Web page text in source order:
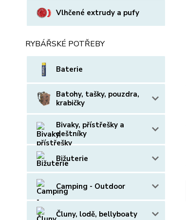
Vlhčené extrudy a pufy
RYBÁŘSKÉ POTŘEBY
Baterie
Batohy, tašky, pouzdra,
krabičky
Bivaky, přístřešky a
deštníky
Bižuterie
Camping - Outdoor
Čluny, lodě, bellyboaty